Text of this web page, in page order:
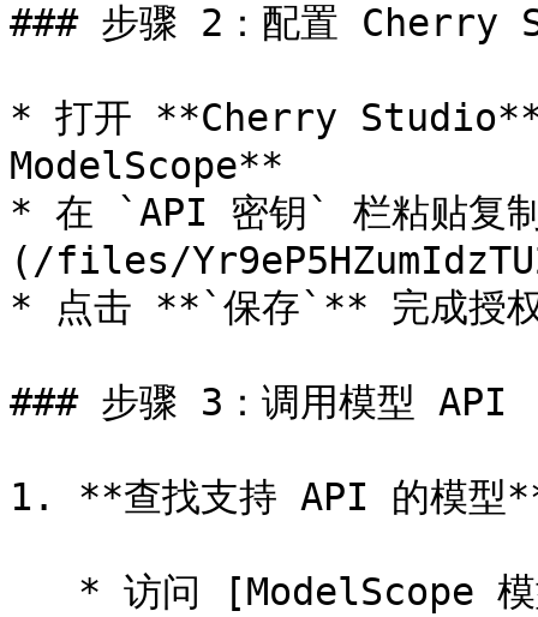
### 步骤 2：配置 Cherry
* 打开 **Cherry
ModelScope**
* 在 `API 密钥` 栏粘贴复
(/files/
* 点击 **`保存`** 完成授
### 步骤 3：调用模型 API
1. **查找支持 API 的模型